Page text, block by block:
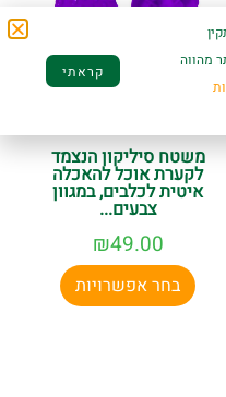
משטח סיליקון הנצמד
לקערת אוכל להאכלה
איטית לכלבים, במגוון
צבעים...
₪49.00
בחר אפשרויות
מהווה
קראתי